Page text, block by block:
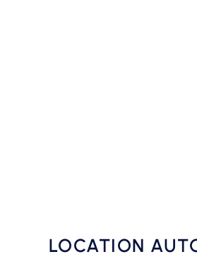
LOCATION